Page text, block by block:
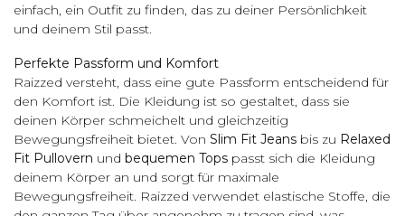
einfach, ein Outfit zu finden, das zu deiner Persönlichkeit
und deinem Stil passt.
Perfekte Passform und Komfort
Raizzed versteht, dass eine gute Passform entscheidend für
den Komfort ist. Die Kleidung ist so gestaltet, dass sie
deinen Körper schmeichelt und gleichzeitig
Bewegungsfreiheit bietet. Von Slim Fit Jeans bis zu Relaxed
Fit Pullovern und bequemen Tops passt sich die Kleidung
deinem Körper an und sorgt für maximale
Bewegungsfreiheit. Raizzed verwendet elastische Stoffe, die